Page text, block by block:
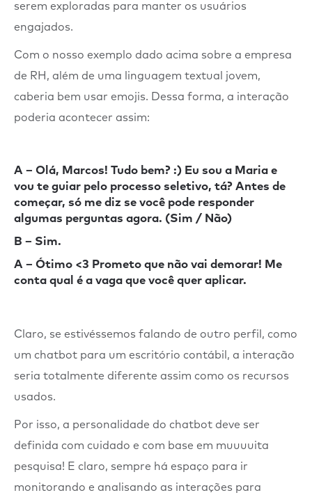
serem exploradas para manter os usuários
engajados.
Com o nosso exemplo dado acima sobre a empresa
de RH, além de uma linguagem textual jovem,
caberia bem usar emojis. Dessa forma, a interação
poderia acontecer assim:
A – Olá, Marcos! Tudo bem? :) Eu sou a Maria e
vou te guiar pelo processo seletivo, tá? Antes de
começar, só me diz se você pode responder
algumas perguntas agora. (Sim / Não)
B – Sim.
A – Ótimo <3 Prometo que não vai demorar! Me
conta qual é a vaga que você quer aplicar.
Claro, se estivéssemos falando de outro perfil, como
um chatbot para um escritório contábil, a interação
seria totalmente diferente assim como os recursos
usados.
Por isso, a personalidade do chatbot deve ser
definida com cuidado e com base em muuuuita
pesquisa! E claro, sempre há espaço para ir
monitorando e analisando as interações para